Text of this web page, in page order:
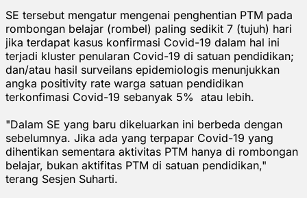
SE tersebut mengatur mengenai penghentian PTM pada
rombongan belajar (rombel) paling sedikit 7 (tujuh) hari
jika terdapat kasus konfirmasi Covid-19 dalam hal ini
terjadi kluster penularan Covid-19 di satuan pendidikan;
dan/atau hasil surveilans epidemiologis menunjukkan
angka positivity rate warga satuan pendidikan
terkonfimasi Covid-19 sebanyak 5% atau lebih.
"Dalam SE yang baru dikeluarkan ini berbeda dengan
sebelumnya. Jika ada yang terpapar Covid-19 yang
dihentikan sementara aktivitas PTM hanya di rombongan
belajar, bukan aktifitas PTM di satuan pendidikan,"
terang Sesjen Suharti.